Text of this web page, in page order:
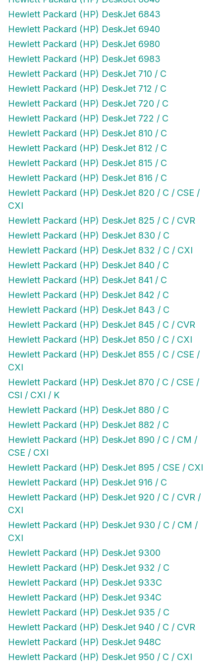
Hewlett Packard (HP) DeskJet 6843
Hewlett Packard (HP) DeskJet 6940
Hewlett Packard (HP) DeskJet 6980
Hewlett Packard (HP) DeskJet 6983
Hewlett Packard (HP) DeskJet 710 / C
Hewlett Packard (HP) DeskJet 712 / C
Hewlett Packard (HP) DeskJet 720 / C
Hewlett Packard (HP) DeskJet 722 / C
Hewlett Packard (HP) DeskJet 810 / C
Hewlett Packard (HP) DeskJet 812 / C
Hewlett Packard (HP) DeskJet 815 / C
Hewlett Packard (HP) DeskJet 816 / C
Hewlett Packard (HP) DeskJet 820 / C / CSE /
CXI
Hewlett Packard (HP) DeskJet 825 / C / CVR
Hewlett Packard (HP) DeskJet 830 / C
Hewlett Packard (HP) DeskJet 832 / C / CXI
Hewlett Packard (HP) DeskJet 840 / C
Hewlett Packard (HP) DeskJet 841 / C
Hewlett Packard (HP) DeskJet 842 / C
Hewlett Packard (HP) DeskJet 843 / C
Hewlett Packard (HP) DeskJet 845 / C / CVR
Hewlett Packard (HP) DeskJet 850 / C / CXI
Hewlett Packard (HP) DeskJet 855 / C / CSE /
CXI
Hewlett Packard (HP) DeskJet 870 / C / CSE /
CSI / CXI / K
Hewlett Packard (HP) DeskJet 880 / C
Hewlett Packard (HP) DeskJet 882 / C
Hewlett Packard (HP) DeskJet 890 / C / CM /
CSE / CXI
Hewlett Packard (HP) DeskJet 895 / CSE / CXI
Hewlett Packard (HP) DeskJet 916 / C
Hewlett Packard (HP) DeskJet 920 / C / CVR /
CXI
Hewlett Packard (HP) DeskJet 930 / C / CM /
CXI
Hewlett Packard (HP) DeskJet 9300
Hewlett Packard (HP) DeskJet 932 / C
Hewlett Packard (HP) DeskJet 933C
Hewlett Packard (HP) DeskJet 934C
Hewlett Packard (HP) DeskJet 935 / C
Hewlett Packard (HP) DeskJet 940 / C / CVR
Hewlett Packard (HP) DeskJet 948C
Hewlett Packard (HP) DeskJet 950 / C / CXI